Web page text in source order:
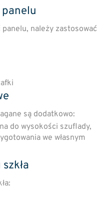
panelu, należy zastosować
są dodatkowo:
do wysokości szuflady,
we własnym